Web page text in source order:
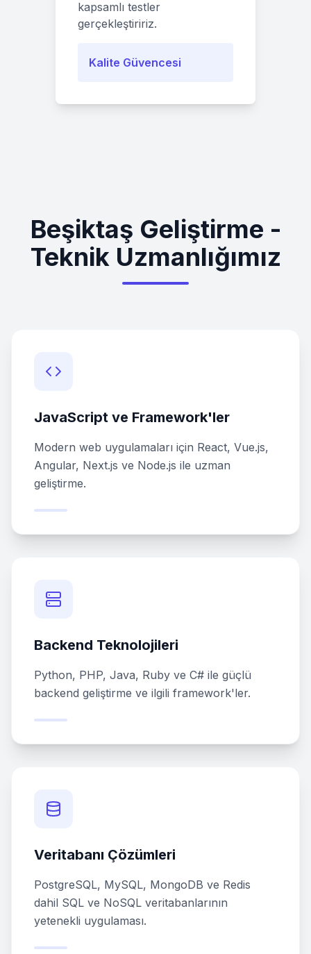
kapsamlı testler
gerçekleştiririz.
Kalite Güvencesi
Beşiktaş Geliştirme -
Teknik Uzmanlığımız
JavaScript ve Framework'ler
Modern web uygulamaları için React, Vue.js,
Angular, Next.js ve Node.js ile uzman
geliştirme.
Backend Teknolojileri
Python, PHP, Java, Ruby ve C# ile güçlü
backend geliştirme ve ilgili framework'ler.
Veritabanı Çözümleri
PostgreSQL, MySQL, MongoDB ve Redis
dahil SQL ve NoSQL veritabanlarının
yetenekli uygulaması.